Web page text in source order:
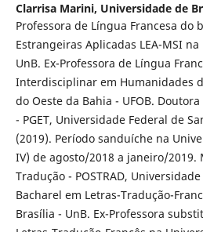
Clarrisa Marini, Universidade de
Professora de Língua Francesa do
Estrangeiras Aplicadas LEA-MSI
UnB. Ex-Professora de Língua
Interdisciplinar em Humanidades
do Oeste da Bahia - UFOB.
- PGET, Universidade Federal de
(2019). Período sanduíche na
IV) de agosto/2018 a janeiro/2019.
Tradução - POSTRAD,
Bacharel em Letras-Tradução-
Brasília - UnB. Ex-Professora